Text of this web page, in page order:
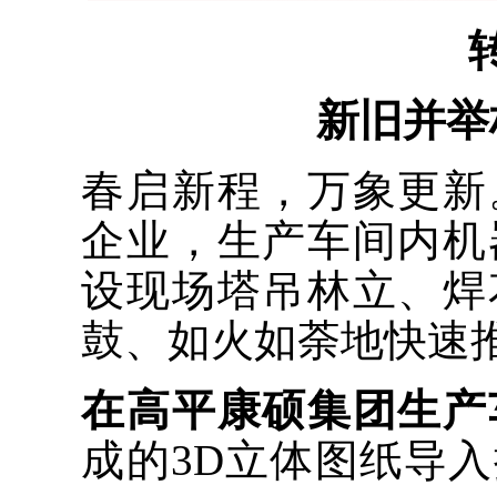
新旧并
春启新程，万象更
企业，生产车间内
设现场塔吊林立、
鼓、如火如荼地快速
在高平康硕集团生
成的3D立体图纸导